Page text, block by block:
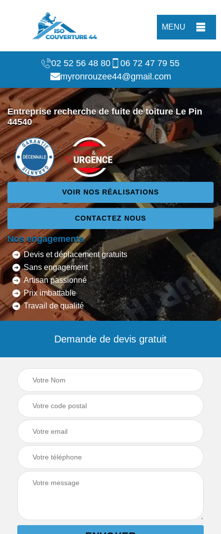
MENU
02 52 56 48 80
06 72 47 79 55
myronrouzee44@gmail.com
Entreprise recherche de fuite de toiture Le Pin
44540
VOIR NOS RÉALISATIONS
CONTACTEZ NOUS
Nos engagements
Devis et déplacement gratuits
Sans engagement
Artisan passionné
Prix imbattable
Travail de qualité
Demande de devis gratuit